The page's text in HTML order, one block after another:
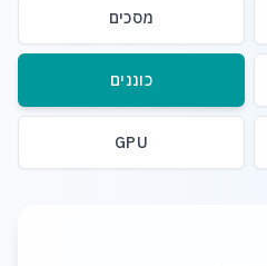
מסכים
כוננים
GPU